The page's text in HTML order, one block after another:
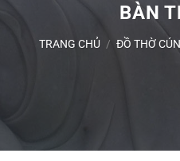
BÀN
TRANG CHỦ / ĐỒ THỜ